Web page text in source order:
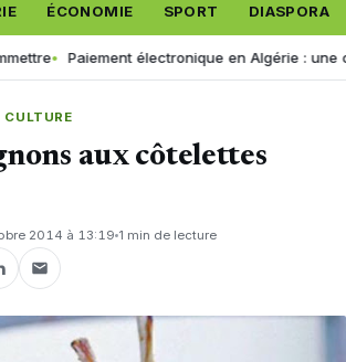
ÉCONOMIE SPORT DIASPORA
Paiement électronique en Algérie : une
CULTURE
aux côtelettes
2014 à 13:19 1 min de lecture